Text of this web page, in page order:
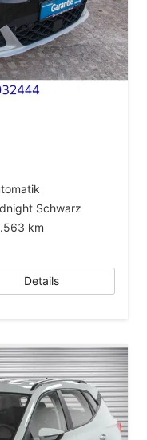
Schwarz
km
Details